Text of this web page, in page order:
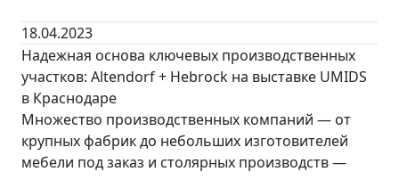
18.04.2023
Надежная основа ключевых производственных
участков: Altendorf + Hebrock на выставке UMIDS
в Краснодаре
Множество производственных компаний — от
крупных фабрик до небольших изготовителей
мебели под заказ и столярных производств —